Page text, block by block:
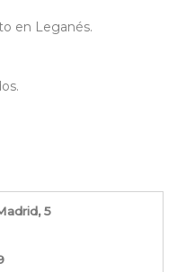
en Leganés.
5